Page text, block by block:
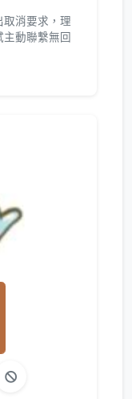
取消要求，理
動聯繫無回